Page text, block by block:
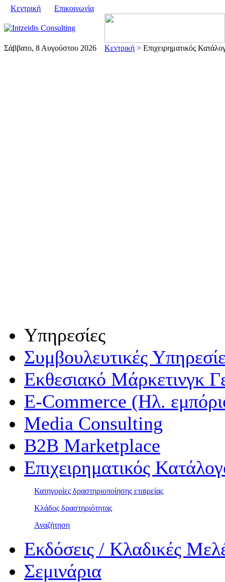
Κεντρική Επικοινωνία
Σάββατο, 8 Αυγούστου 2026 Κεντρική > Επιχειρηματικός
Υπηρεσίες
Συμβουλευτικές
Εκθεσιακό Μάρκετινγκ
E-Commerce (Ηλ.
Media Consulting
B2B Marketplace
Επιχειρηματικός
Κατηγορίες δραστηριοποίησης εταιρείας
Κλάδος δραστηριότητας
Αναζήτηση
Εκδόσεις / Κλαδικές
Σεμινάρια